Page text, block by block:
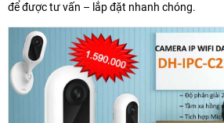
để được tư vấn – lắp đặt nhanh chóng.